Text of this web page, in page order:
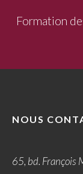
Formation
NOUS
65, bd. François